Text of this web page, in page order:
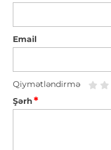
Email
Qiymətləndirmə
Şərh*